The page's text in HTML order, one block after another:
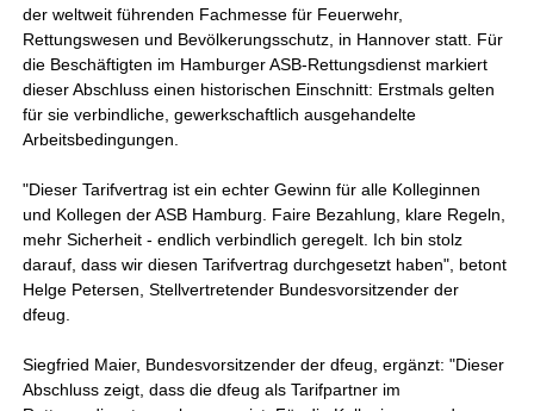
der weltweit führenden Fachmesse für Feuerwehr,
Rettungswesen und Bevölkerungsschutz, in Hannover statt. Für
die Beschäftigten im Hamburger ASB-Rettungsdienst markiert
dieser Abschluss einen historischen Einschnitt: Erstmals gelten
für sie verbindliche, gewerkschaftlich ausgehandelte
Arbeitsbedingungen.
"Dieser Tarifvertrag ist ein echter Gewinn für alle Kolleginnen
und Kollegen der ASB Hamburg. Faire Bezahlung, klare Regeln,
mehr Sicherheit - endlich verbindlich geregelt. Ich bin stolz
darauf, dass wir diesen Tarifvertrag durchgesetzt haben", betont
Helge Petersen, Stellvertretender Bundesvorsitzender der
dfeug.
Siegfried Maier, Bundesvorsitzender der dfeug, ergänzt: "Dieser
Abschluss zeigt, dass die dfeug als Tarifpartner im